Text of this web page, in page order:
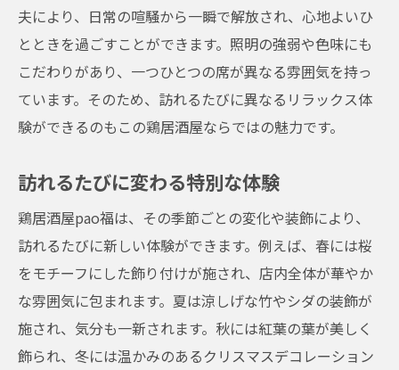
都会のオアシス的存在
特別な体験を提供するポイント
天神橋筋六丁目で隠れ家的な人気店鶏居酒屋
pao福を堪能する
初めて訪れる人へのガイド
おすすめの料理とお酒
季節ごとの楽しみ方
リピーターが語るおすすめポイント
特別な日の過ごし方
人気店鶏居酒屋pao福天神橋筋六丁目店で味わ
う特別な体験
夫により、日常の喧騒から一瞬で解放され、心地よいひ
とときを過ごすことができます。照明の強弱や色味にも
こだわりがあり、一つひとつの席が異なる雰囲気を持っ
ています。そのため、訪れるたびに異なるリラックス体
験ができるのもこの鶏居酒屋ならではの魅力です。
訪れるたびに変わる特別な体験
鶏居酒屋pao福は、その季節ごとの変化や装飾により、
訪れるたびに新しい体験ができます。例えば、春には桜
をモチーフにした飾り付けが施され、店内全体が華やか
な雰囲気に包まれます。夏は涼しげな竹やシダの装飾が
施され、気分も一新されます。秋には紅葉の葉が美しく
飾られ、冬には温かみのあるクリスマスデコレーション